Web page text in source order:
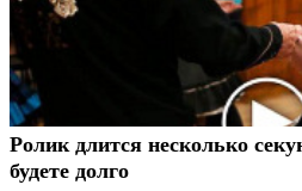
Ролик длится несколько
будете долго